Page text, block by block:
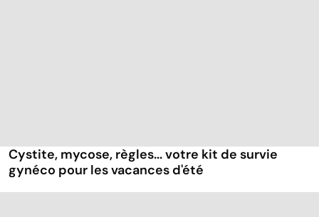
Cystite, mycose, règles... votre kit de survie
gynéco pour les vacances d'été